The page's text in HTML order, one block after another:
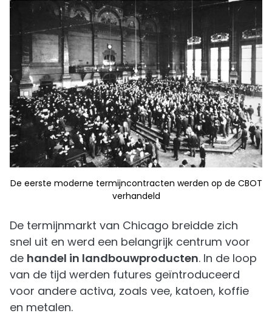
De eerste moderne termijncontracten werden op de CBOT
verhandeld
De termijnmarkt van Chicago breidde zich
snel uit en werd een belangrijk centrum voor
de handel in landbouwproducten. In de loop
van de tijd werden futures geïntroduceerd
voor andere activa, zoals vee, katoen, koffie
en metalen.